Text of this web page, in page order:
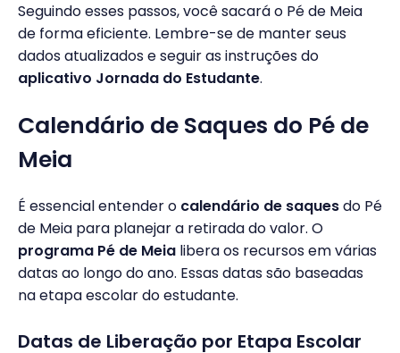
Seguindo esses passos, você sacará o Pé de Meia
de forma eficiente. Lembre-se de manter seus
dados atualizados e seguir as instruções do
aplicativo Jornada do Estudante.
Calendário de Saques do Pé de
Meia
É essencial entender o calendário de saquesdo Pé
de Meia para planejar a retirada do valor. O
programa Pé de Meia libera os recursos em várias
datas ao longo do ano. Essas datas são baseadas
na etapa escolar do estudante.
Datas de Liberação por Etapa Escolar